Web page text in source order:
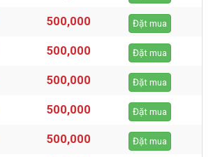
500,000 Đặt mua
500,000 Đặt mua
500,000 Đặt mua
500,000 Đặt mua
500,000 Đặt mua